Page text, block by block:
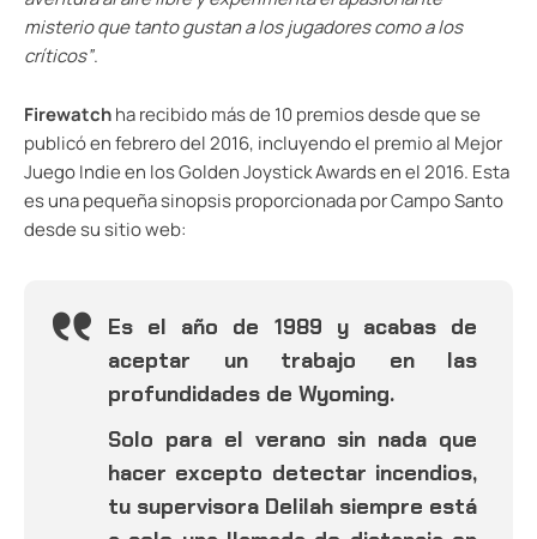
misterio que tanto gustan a los jugadores como a los
críticos”.
Firewatchha recibido más de 10 premios desde que se
publicó en febrero del 2016, incluyendo el premio al Mejor
Juego Indie en los Golden Joystick Awards en el 2016. Esta
es una pequeña sinopsis proporcionada por Campo Santo
desde su sitio web:
Es el año de 1989 y acabas de
aceptar un trabajo en las
profundidades de Wyoming.
Solo para el verano sin nada que
hacer excepto detectar incendios,
tu supervisora Delilah siempre está